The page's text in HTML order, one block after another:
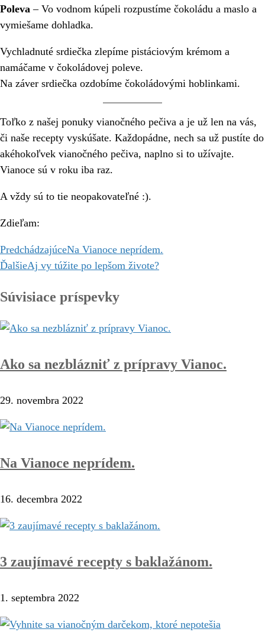
Poleva – Vo vodnom kúpeli rozpustíme čokoládu a maslo a
vymiešame dohladka.
Vychladnuté srdiečka zlepíme pistáciovým krémom a
namáčame v čokoládovej poleve.
Na záver srdiečka ozdobíme čokoládovými hoblinkami.
Toľko z našej ponuky vianočného pečiva a je už len na vás,
či naše recepty vyskúšate. Každopádne, nech sa už pustíte do
akéhokoľvek vianočného pečiva, naplno si to užívajte.
Vianoce sú v roku iba raz.
A vždy sú to tie neopakovateľné :).
Zdieľam:
PredchádzajúceNa Vianoce neprídem.
ĎalšieAj vy túžite po lepšom živote?
Súvisiace príspevky
Ako sa nezblázniť z prípravy Vianoc.
29. novembra 2022
Na Vianoce neprídem.
16. decembra 2022
3 zaujímavé recepty s baklažánom.
1. septembra 2022